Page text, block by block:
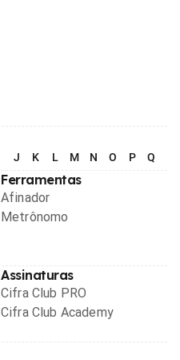
J K L M N O P Q
Ferramentas
Afinador
Metrônomo
Assinaturas
Cifra Club PRO
Cifra Club Academy